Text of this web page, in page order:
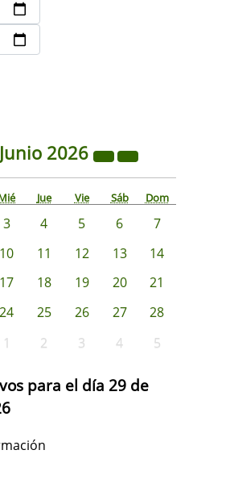
Junio 2026
Jue Vie Sáb Dom
3 4 5 6
7
10 11 12 13
14
17 18 19 20
21
24 25 26 27
28
1 2 3 4 5
para el día 29 de